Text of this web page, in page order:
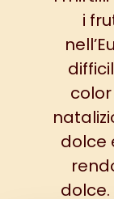
i
dolce